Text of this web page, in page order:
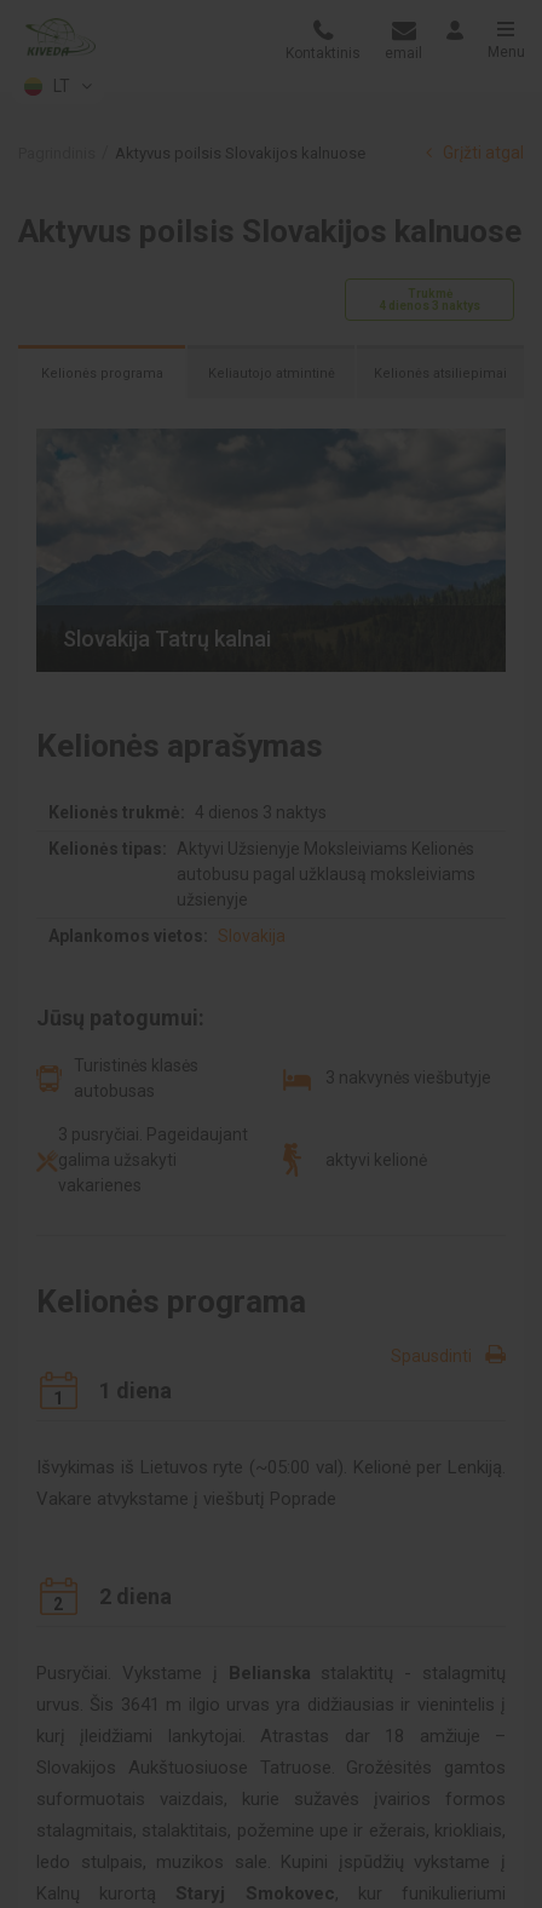
LT
Kontaktinis email Menu
Aktyvus poilsis Slovakijos kalnuose Grįžti atgal
Aktyvus poilsis Slovakijos kalnuose
Trukmė
4 dienos 3 naktys
Kelionės programa
Slovakija Tatrų kalnai
Kelionės aprašymas
Kelionės trukmė:
4 dienos 3 naktys
Kelionės tipas:
Aktyvi Užsienyje Moksleiviams Kelionės
autobusu pagal užklausą moksleiviams
užsienyje
Aplankomos vietos:
Slovakija
Jūsų patogumui:
Turistinės klasės
autobusas
3 nakvynės viešbutyje
3 pusryčiai. Pageidaujant
galima užsakyti
vakarienes
aktyvi kelionė
Kelionės programa
Spausdinti
1 1 diena
Išvykimas iš Lietuvos ryte (~05:00 val). Kelionė per Lenkiją.
Vakare atvykstame į viešbutį Poprade
2 2 diena
Pusryčiai. Vykstame į Belianska stalaktitų - stalagmitų
urvus. Šis 3641 m ilgio urvas yra didžiausias ir vienintelis į
kurį įleidžiami lankytojai. Atrastas dar 18 amžiuje –
Slovakijos Aukštuosiuose Tatruose. Grožėsitės gamtos
suformuotais vaizdais, kurie sužavės įvairios formos
stalagmitais, stalaktitais, požemine upe ir ežerais, kriokliais,
ledo stulpais, muzikos sale. Kupini įspūdžių vykstame į
Kalnų kurortą Staryj Smokovec, kur funikulieriumi